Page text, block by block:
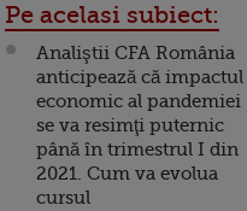
Pe acelasi subiect:
Analiştii CFA România
anticipează că impactul
economic al pandemiei
se va resimţi puternic
până în trimestrul I din
2021. Cum va evolua
cursul